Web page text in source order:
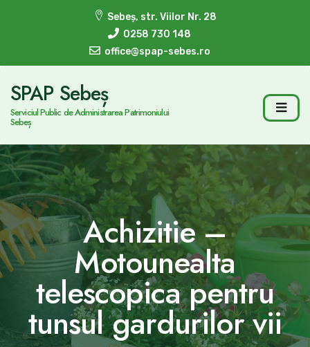
Sebeș, str. Viilor Nr. 28
0258 730 148
office@spap-sebes.ro
SPAP Sebeș
Serviciul Public de Administrarea Patrimoniului
Sebeș
Achizitie –
Motounealta
telescopica pentru
tunsul gardurilor vii